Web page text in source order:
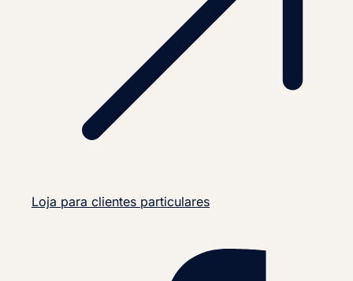
Loja para clientes particulares